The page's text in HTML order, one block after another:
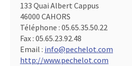
133 Quai Albert Cappus
46000 CAHORS
Téléphone : 05.65.35.50.22
Fax : 05.65.23.92.48
Email : info@pechelot.com
http://www.pechelot.com